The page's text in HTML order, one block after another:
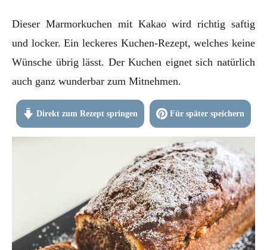
Dieser Marmorkuchen mit Kakao wird richtig saftig
und locker. Ein leckeres Kuchen-Rezept, welches keine
Wünsche übrig lässt. Der Kuchen eignet sich natürlich
auch ganz wunderbar zum Mitnehmen.
Direkt zum Rezept springen Für später speichern